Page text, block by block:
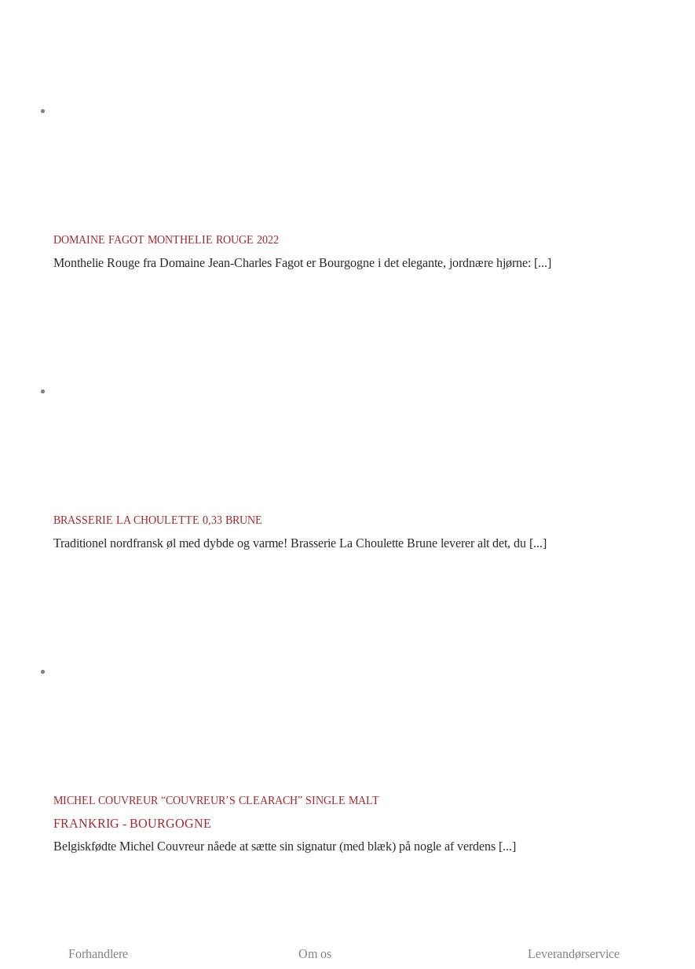
DOMAINE FAGOT MONTHELIE ROUGE 2022
Monthelie Rouge fra Domaine Jean-Charles Fagot er Bourgogne i det elegante, jordnære hjørne: [...]
BRASSERIE LA CHOULETTE 0,33 BRUNE
Traditionel nordfransk øl med dybde og varme! Brasserie La Choulette Brune leverer alt det, du [...]
MICHEL COUVREUR “COUVREUR’S CLEARACH” SINGLE MALT
FRANKRIG - BOURGOGNE
Belgiskfødte Michel Couvreur nåede at sætte sin signatur (med blæk) på nogle af verdens [...]
Forhandlere
Om os
Leverandørservice